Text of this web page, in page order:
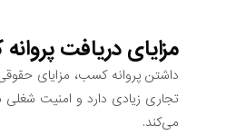
مزایای دریافت
داشتن پروانه کسب، مزایای
تجاری زیادی دارد و امنیت
می‌کند.